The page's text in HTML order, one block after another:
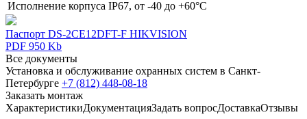
Исполнение корпуса IP67, от -40 до +60°C
Паспорт DS-2CE12DFT-F HIKVISION
PDF 950 Kb
Все документы
Установка и обслуживание охранных систем в Санкт-
Петербурге +7 (812) 448-08-18
Заказать монтаж
ХарактеристикиДокументацияЗадать вопросДоставкаОтзывы